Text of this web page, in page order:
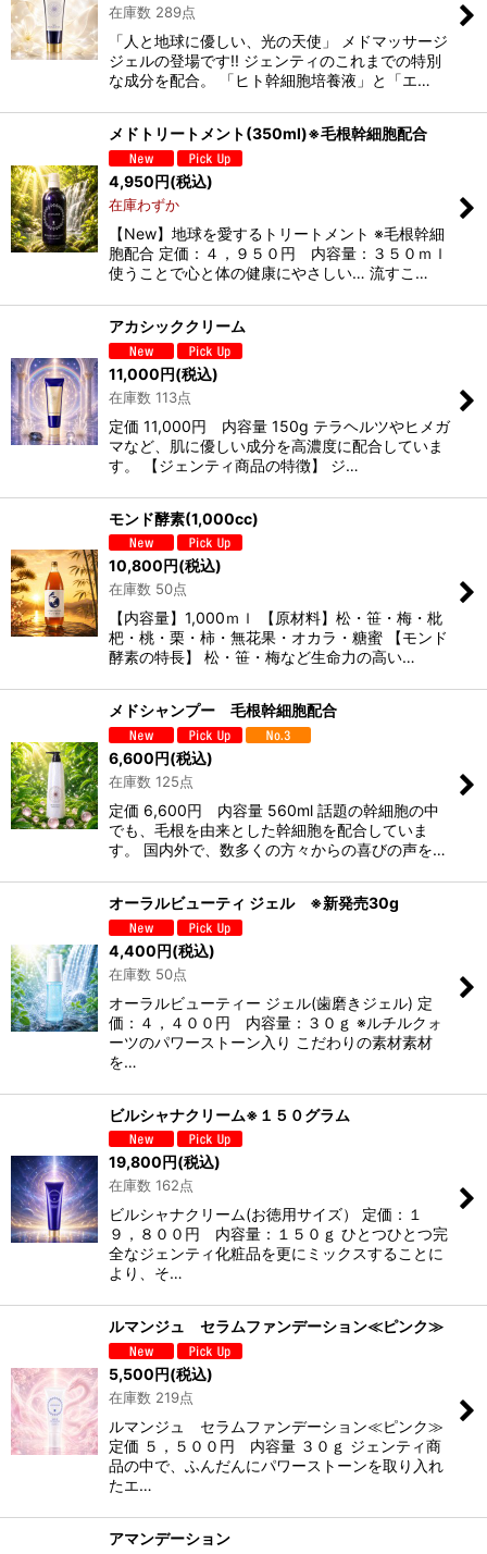
在庫数 289点
「人と地球に優しい、光の天使」 メドマッサージ
ジェルの登場です!! ジェンティのこれまでの特別
な成分を配合。 「ヒト幹細胞培養液」と「エ…
メドトリートメント(350ml)※毛根幹細胞配合
4,950円(税込)
在庫わずか
【New】地球を愛するトリートメント ※毛根幹細
胞配合 定価：４，９５０円 内容量：３５０ｍｌ
使うことで心と体の健康にやさしい… 流すこ…
アカシッククリーム
11,000円(税込)
在庫数 113点
定価 11,000円 内容量 150g テラヘルツやヒメガ
マなど、肌に優しい成分を高濃度に配合していま
す。 【ジェンティ商品の特徴】 ジ…
モンド酵素(1,000cc)
10,800円(税込)
在庫数 50点
【内容量】1,000ｍｌ 【原材料】松・笹・梅・枇
杷・桃・栗・柿・無花果・オカラ・糖蜜 【モンド
酵素の特長】 松・笹・梅など生命力の高い…
メドシャンプー 毛根幹細胞配合
6,600円(税込)
在庫数 125点
定価 6,600円 内容量 560ml 話題の幹細胞の中
でも、毛根を由来とした幹細胞を配合していま
す。 国内外で、数多くの方々からの喜びの声を…
オーラルビューティ ジェル ※新発売30g
4,400円(税込)
在庫数 50点
オーラルビューティー ジェル(歯磨きジェル) 定
価：４，４００円 内容量：３０ｇ ※ルチルクォ
ーツのパワーストーン入り こだわりの素材素材
を…
ビルシャナクリーム※１５０グラム
19,800円(税込)
在庫数 162点
ビルシャナクリーム(お徳用サイズ） 定価：１
９，８００円 内容量：１５０ｇ ひとつひとつ完
全なジェンティ化粧品を更にミックスすることに
より、そ…
ルマンジュ セラムファンデーション≪ピンク≫
5,500円(税込)
在庫数 219点
ルマンジュ セラムファンデーション≪ピンク≫
定価 ５，５００円 内容量 ３０ｇ ジェンティ商
品の中で、ふんだんにパワーストーンを取り入れ
たエ…
アマンデーション